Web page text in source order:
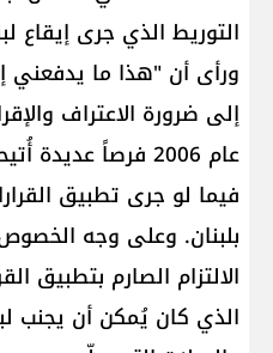
التوريط الذي جرى إيقاع
ورأى أن "هذا ما يدفعني
إلى ضرورة الاعتراف
عام 2006 فرصاً
فيما لو جرى تطبيق
بلبنان. وعلى وجه
الذي كان يُمكن أن يجنب